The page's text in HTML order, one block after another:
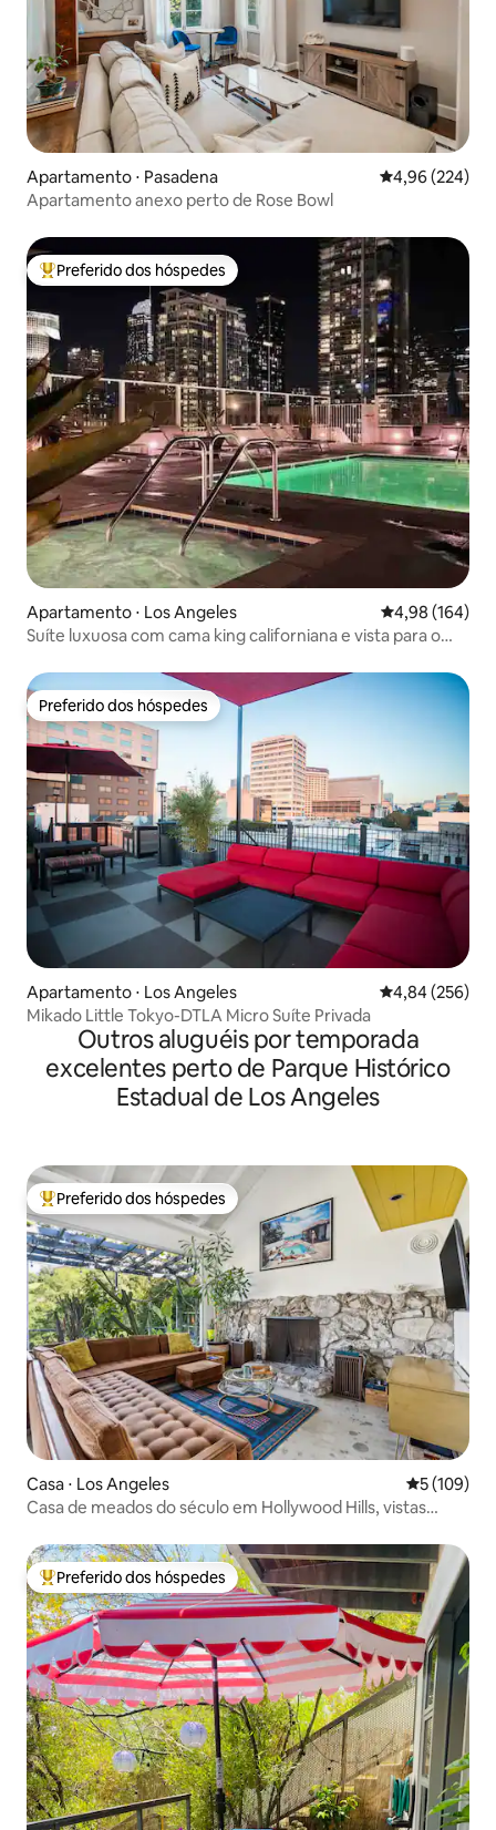
Apartamento ⋅ Pasadena 4,96 de uma
4,96 (224)
Apartamento anexo perto de Rose Bowl
Entre os melhores preferidos dos hóspedes
Preferido dos hóspedes
Apartamento ⋅ Los Angeles 4,98 de uma
4,98 (164)
Suíte luxuosa com cama king californiana e vista para o
Preferido dos hóspedes
Preferido dos hóspedes
Apartamento ⋅ Los Angeles 4,84 de uma
4,84 (256)
Mikado Little Tokyo-DTLA Micro Suíte Privada
Outros aluguéis por temporada
excelentes perto de Parque Histórico
Estadual de Los Angeles
Entre os melhores preferidos dos hóspedes
Preferido dos hóspedes
Casa ⋅ Los Angeles 5 de uma
5 (109)
Casa de meados do século em Hollywood Hills, vistas
Entre os melhores preferidos dos hóspedes
Preferido dos hóspedes